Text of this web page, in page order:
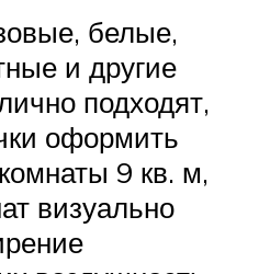
белые,
и другие
подходят,
оформить
9 кв. м,
визуально